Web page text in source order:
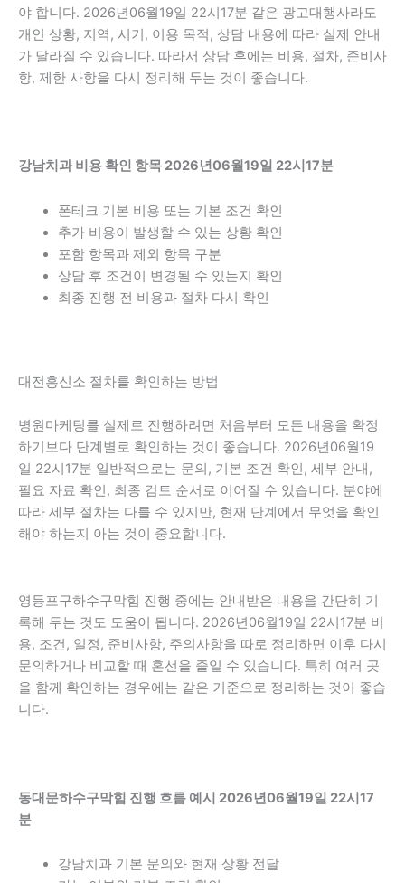
야 합니다. 2026년06월19일 22시17분 같은 광고대행사라도
개인 상황, 지역, 시기, 이용 목적, 상담 내용에 따라 실제 안내
가 달라질 수 있습니다. 따라서 상담 후에는 비용, 절차, 준비사
항, 제한 사항을 다시 정리해 두는 것이 좋습니다.
강남치과 비용 확인 항목 2026년06월19일 22시17분
폰테크 기본 비용 또는 기본 조건 확인
추가 비용이 발생할 수 있는 상황 확인
포함 항목과 제외 항목 구분
상담 후 조건이 변경될 수 있는지 확인
최종 진행 전 비용과 절차 다시 확인
대전흥신소 절차를 확인하는 방법
병원마케팅를 실제로 진행하려면 처음부터 모든 내용을 확정
하기보다 단계별로 확인하는 것이 좋습니다. 2026년06월19
일 22시17분 일반적으로는 문의, 기본 조건 확인, 세부 안내,
필요 자료 확인, 최종 검토 순서로 이어질 수 있습니다. 분야에
따라 세부 절차는 다를 수 있지만, 현재 단계에서 무엇을 확인
해야 하는지 아는 것이 중요합니다.
영등포구하수구막힘 진행 중에는 안내받은 내용을 간단히 기
록해 두는 것도 도움이 됩니다. 2026년06월19일 22시17분 비
용, 조건, 일정, 준비사항, 주의사항을 따로 정리하면 이후 다시
문의하거나 비교할 때 혼선을 줄일 수 있습니다. 특히 여러 곳
을 함께 확인하는 경우에는 같은 기준으로 정리하는 것이 좋습
니다.
동대문하수구막힘 진행 흐름 예시 2026년06월19일 22시17
분
강남치과 기본 문의와 현재 상황 전달